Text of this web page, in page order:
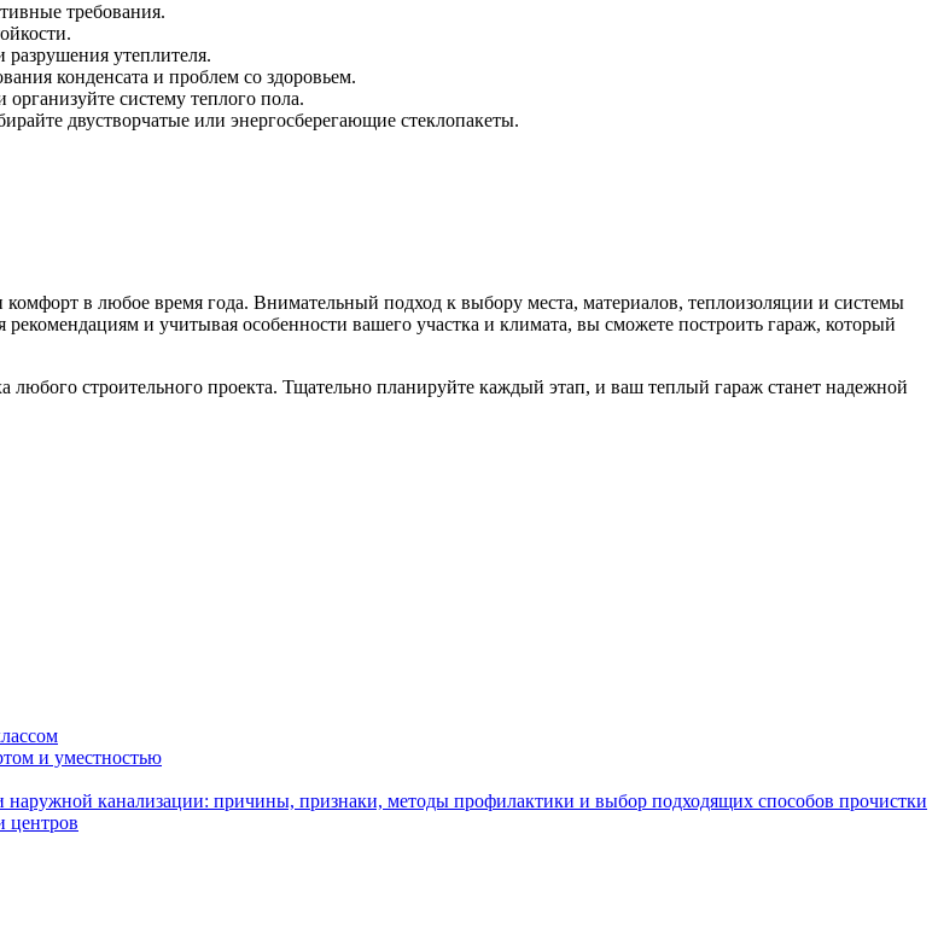
требования.
утеплителя.
конденсата и проблем со здоровьем.
систему теплого пола.
двустворчатые или энергосберегающие стеклопакеты.
в любое время года. Внимательный подход к выбору места, материалов, теплоизоляции и системы
и учитывая особенности вашего участка и климата, вы сможете построить гараж, который
строительного проекта. Тщательно планируйте каждый этап, и ваш теплый гараж станет надежной
и уместностью
наружной канализации: причины, признаки, методы профилактики и выбор подходящих способов прочистки
центров